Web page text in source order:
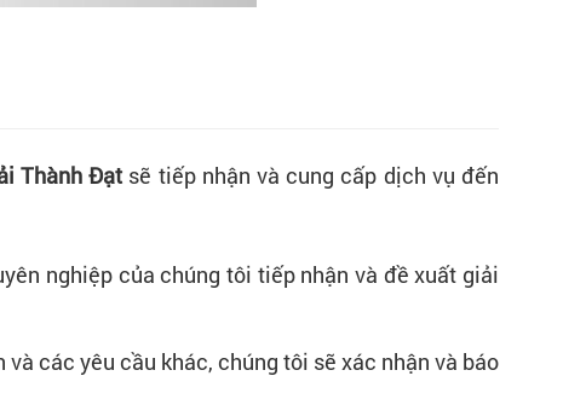
Thành Đạt sẽ tiếp nhận và cung cấp dịch vụ đến
nghiệp của chúng tôi tiếp nhận và đề xuất giải
các yêu cầu khác, chúng tôi sẽ xác nhận và báo